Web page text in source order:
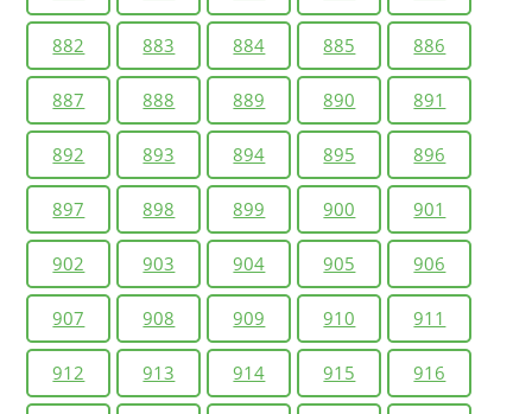
882 883 884 885 886
887 888 889 890 891
892 893 894 895 896
897 898 899 900 901
902 903 904 905 906
907 908 909 910 911
912 913 914 915 916